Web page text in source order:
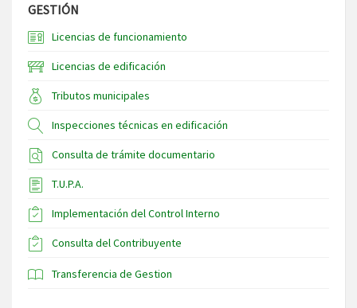
GESTIÓN
Licencias de funcionamiento
Licencias de edificación
Tributos municipales
Inspecciones técnicas en edificación
Consulta de trámite documentario
T.U.P.A.
Implementación del Control Interno
Consulta del Contribuyente
Transferencia de Gestion